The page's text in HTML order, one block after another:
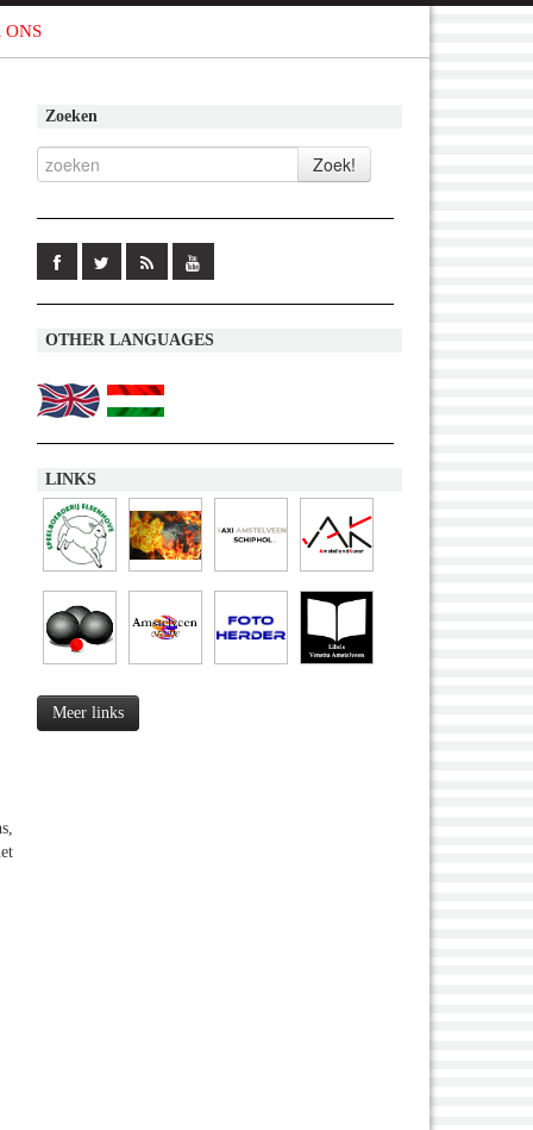
ONS
Zoeken
OTHER LANGUAGES
LINKS
Meer links